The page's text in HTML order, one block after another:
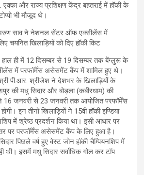
और राज्य प्रशिक्षण केंद्र बहतराई में हॉकी के
भी मौजूद थे।
ही में 12 दिसम्बर से 19 दिसम्बर तक बेंग्लुरू के
में परफॉर्मेंस असेसमेंट कैंप में शामिल हुए थे।
श्री पी.आर. श्रीजेश ने देशभर के खिलाड़ियों के
की मधु सिदार और बोड़ला (कबीरधाम) की
16 जनवरी से 23 जनवरी तक आयोजित परफॉर्मेंस
इन तीनों खिलाड़ियों ने 15वीं हॉकी इण्डिया
में श्रेष्ठ प्रदर्शन किया था। इसी आधार पर
पर परफॉर्मेंस असेसमेंट कैंप के लिए हुआ है।
पिछले वर्ष हुए वेस्ट जोन हॉकी चैम्पियनशिप में
थी। इसमें मधु सिदार सर्वाधिक गोल कर टॉप